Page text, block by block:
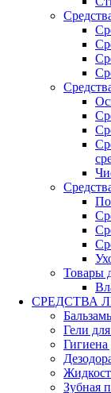
Товары
СРЕДСТВА
Гели
Гигиена
Зубная